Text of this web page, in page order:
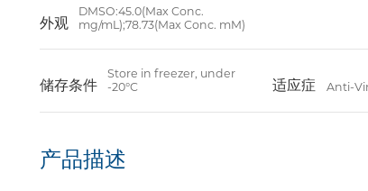
外观
DMSO:45.0(Max Conc.
mg/mL);78.73(Max Conc. mM)
储存条件
Store in freezer, under
-20°C
适应症 Anti-
产品描述